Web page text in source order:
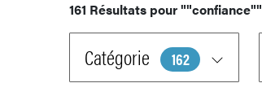
161 Résultats pour""confiance""
Catégorie 162